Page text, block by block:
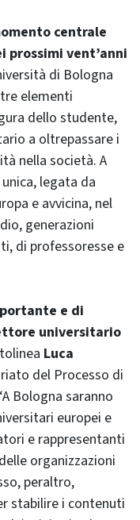
centrale
prossimi vent’anni
di Bologna
elementi
dello studente,
a oltrepassare i
nella società. A
legata da
e avvicina, nel
generazioni
di professoresse e
e di
universitario
Luca
del Processo di
Bologna saranno
europei e
e rappresentanti
organizzazioni
peraltro,
stabilire i contenuti